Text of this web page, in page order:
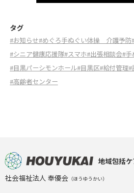
タグ
#お知らせ#めぐろ手ぬぐい体操 介護予防
#シニア健康応援隊#スマホ#出張相談会#手
#目黒パーシモンホール#目黒区#給付管理#
#高齢者センター
地域包括
社会福祉法人 奉優会 （ほうゆうかい）